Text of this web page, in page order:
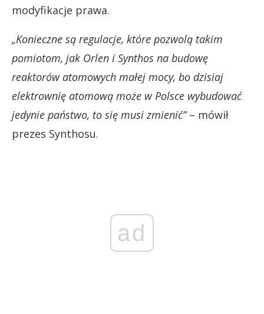
modyfikacje prawa.
„Konieczne są regulacje, które pozwolą takim
pomiotom, jak Orlen i Synthos na budowę
reaktorów atomowych małej mocy, bo dzisiaj
elektrownię atomową może w Polsce wybudować
jedynie państwo, to się musi zmienić”– mówił
prezes Synthosu.
ad